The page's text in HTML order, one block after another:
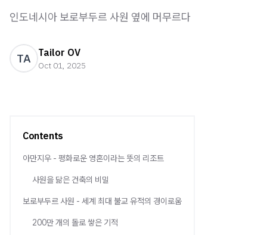
인도네시아 보로부두르 사원 옆에 머무르다
TA Tailor OV
Oct 01, 2025
Contents
아만지우 - 평화로운 영혼이라는 뜻의 리조트
사원을 닮은 건축의 비밀
보로부두르 사원 - 세계 최대 불교 유적의 경이로움
200만 개의 돌로 쌓은 기적